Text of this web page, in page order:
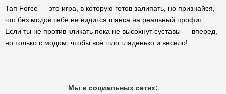
Тап Force — это игра, в которую готов залипать, но признайся,
что без модов тебе не видится шанса на реальный профит.
Если ты не против кликать пока не высохнут суставы — вперед,
но только с модом, чтобы всё шло гладенько и весело!
Мы в социальных сетях: